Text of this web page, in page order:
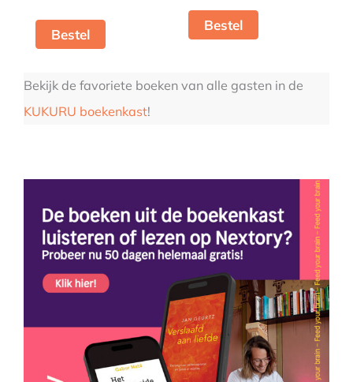
Bestel
Bestel
Bekijk de favoriete boeken van alle gasten in de
KUKURU boekenkast!